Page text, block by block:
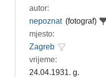
autor:
nepoznat (fotograf)
mjesto:
Zagreb
vrijeme:
24.04.1931. g.